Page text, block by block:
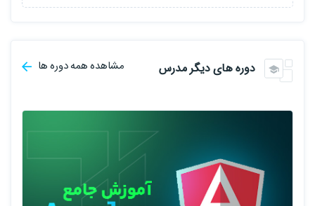
دوره های دیگر مدرس مشاهده همه دوره ها